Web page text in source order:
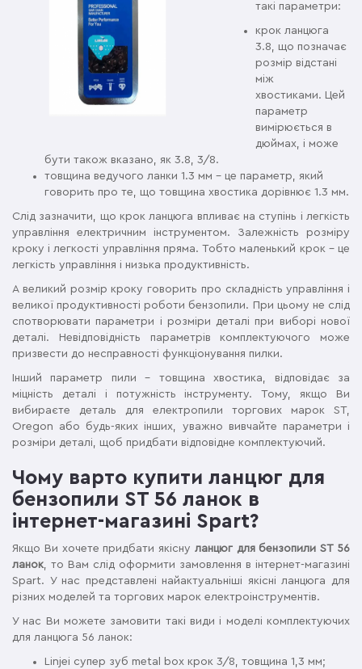
такі параметри:
крок ланцюга
3.8, що позначає
розмір відстані
між
хвостиками. Цей
параметр
вимірюється в
дюймах, і може
бути також вказано, як 3.8, 3/8.
товщина ведучого ланки 1.3 мм – це параметр, який
говорить про те, що товщина хвостика дорівнює 1.3 мм.
Слід зазначити, що крок ланцюга впливає на ступінь і легкість
управління електричним інструментом. Залежність розміру
кроку і легкості управління пряма. Тобто маленький крок – це
легкість управління і низька продуктивність.
А великий розмір кроку говорить про складність управління і
великої продуктивності роботи бензопили. При цьому не слід
спотворювати параметри і розміри деталі при виборі нової
деталі. Невідповідність параметрів комплектуючого може
призвести до несправності функціонування пилки.
Інший параметр пили – товщина хвостика, відповідає за
міцність деталі і потужність інструменту. Тому, якщо Ви
вибираєте деталь для електропили торгових марок ST,
Oregon або будь-яких інших, уважно вивчайте параметри і
розміри деталі, щоб придбати відповідне комплектуючий.
Чому варто купити ланцюг для
бензопили ST 56 ланок в
інтернет-магазині Spart?
Якщо Ви хочете придбати якісну ланцюг для бензопили ST 56
ланок, то Вам слід оформити замовлення в інтернет-магазині
Spart. У нас представлені найактуальніші якісні ланцюга для
різних моделей та торгових марок електроінструментів.
У нас Ви можете замовити такі види і моделі комплектуючих
для ланцюга 56 ланок:
Linjei супер зуб metal box крок 3/8, товщина 1,3 мм;